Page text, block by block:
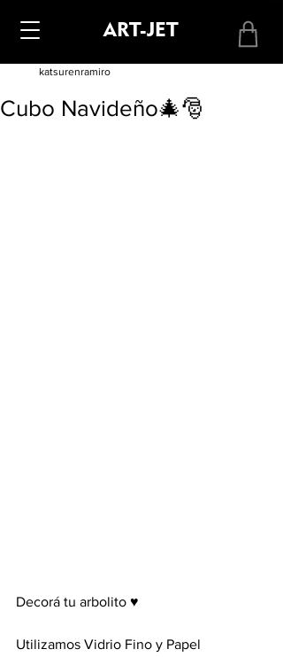
ART-JET
Cubo Navideño🎄🎅
katsurenramiro
Decorá tu arbolito ♥
Utilizamos Vidrio Fino y Papel